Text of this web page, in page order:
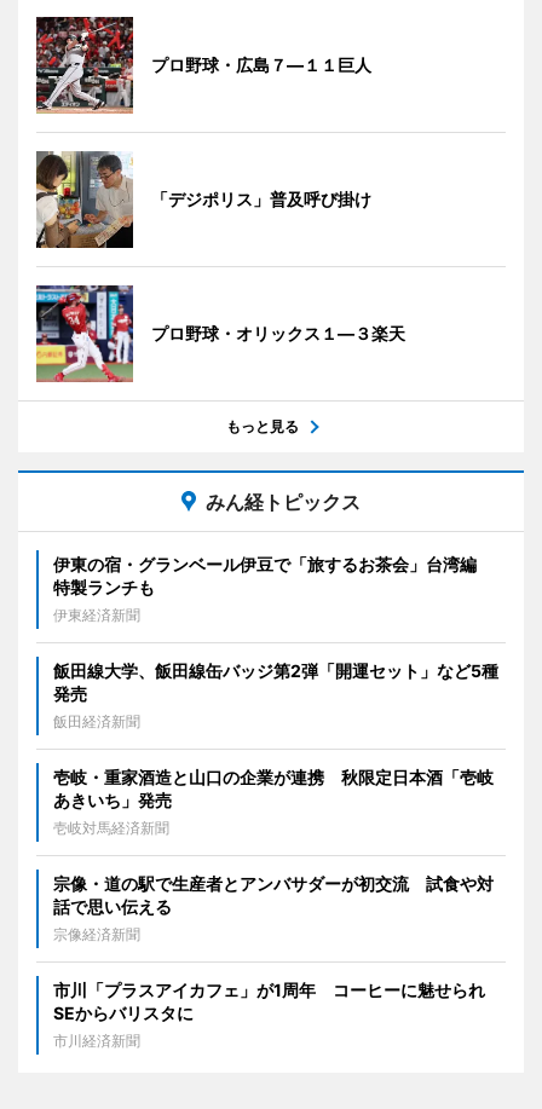
プロ野球・広島７―１１巨人
「デジポリス」普及呼び掛け
プロ野球・オリックス１―３楽天
もっと見る
みん経トピックス
伊東の宿・グランベール伊豆で「旅するお茶会」台湾編
特製ランチも
伊東経済新聞
飯田線大学、飯田線缶バッジ第2弾「開運セット」など5種
発売
飯田経済新聞
壱岐・重家酒造と山口の企業が連携 秋限定日本酒「壱岐
あきいち」発売
壱岐対馬経済新聞
宗像・道の駅で生産者とアンバサダーが初交流 試食や対
話で思い伝える
宗像経済新聞
市川「プラスアイカフェ」が1周年 コーヒーに魅せられ
SEからバリスタに
市川経済新聞